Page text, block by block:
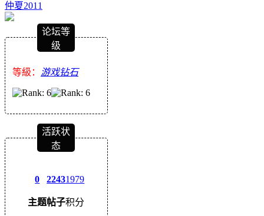
仲夏2011
论坛等
级
等級： 游戏钻石
活跃状
态
0
主题
2243
帖子
1979
积分